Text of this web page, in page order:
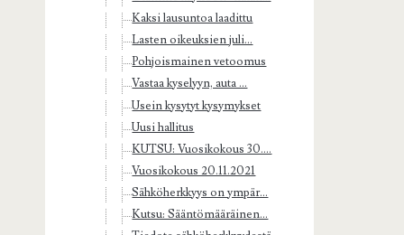
Kaksi lausuntoa laadittu
Lasten oikeuksien juli...
Pohjoismainen vetoomus
Vastaa kyselyyn, auta ...
Usein kysytyt kysymykset
Uusi hallitus
KUTSU: Vuosikokous 30....
Vuosikokous 20.11.2021
Sähköherkkyys on ympär...
Kutsu: Sääntömääräinen...